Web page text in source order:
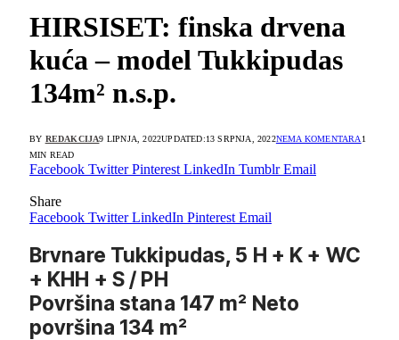
HIRSISET: finska drvena
kuća – model Tukkipudas
134m² n.s.p.
BY REDAKCIJA9 LIPNJA, 2022UPDATED:13 SRPNJA, 2022NEMA KOMENTARA 1
MIN READ
Facebook Twitter Pinterest LinkedIn Tumblr Email
Share
Facebook Twitter LinkedIn Pinterest Email
Brvnare Tukkipudas, 5 H + K + WC
+ KHH + S / PH
Površina stana 147 m² Neto
površina 134 m²